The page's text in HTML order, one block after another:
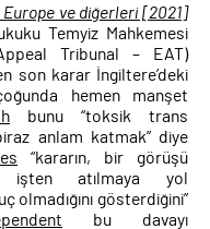
ve diğerleri [2021]
Temyiz Mahkemesi
Tribunal – EAT)
son karar İngiltere’deki
hemen manşet
bunu “toksik trans
anlam katmak” diye
“kararın, bir görüşü
işten atılmaya yol
olmadığını gösterdiğini”
bu davayı